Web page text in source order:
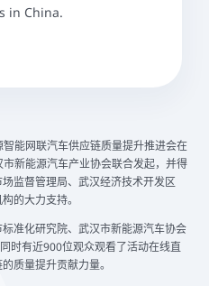
in China.
网联汽车供应链质量提升推进会在
新能源汽车产业协会联合发起，并得
监督管理局、武汉经济技术开发区
的大力支持。
化研究院、武汉市新能源汽车协会
时有近900位观众观看了活动在线直
质量提升贡献力量。